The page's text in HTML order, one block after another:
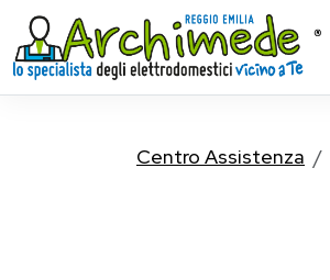
Centro Assistenza